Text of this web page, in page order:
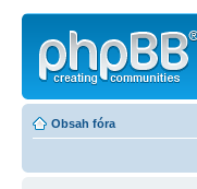
Obsah fóra